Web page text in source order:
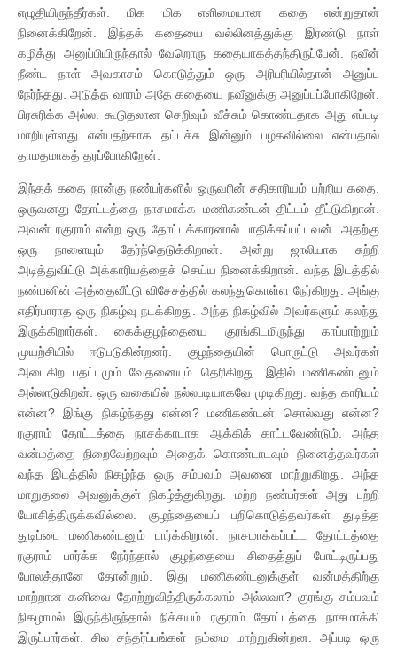
எழுதியிருந்தீர்கள். மிக மிக எளிமையான கதை என்றுதான்
நினைக்கிறேன். இந்தக் கதையை வல்லினத்துக்கு இரண்டு நாள்
கழித்து அனுப்பியிருந்தால் வேறொரு கதையாகத்தந்திருப்பேன். நவீன்
நீண்ட நாள் அவகாசம் கொடுத்தும் ஒரு அரிபரியில்தான் அனுப்ப
நேர்ந்தது. அடுத்த வாரம் அதே கதையை நவீனுக்கு அனுப்பப்போகிறேன்.
பிரசுரிக்க அல்ல. கூடுதலான செறிவும் வீச்சும் கொண்டதாக அது எப்படி
மாறியுள்ளது என்பதற்காக தட்டச்சு இன்னும் பழகவில்லை என்பதால்
தாமதமாகத் தரப்போகிறேன்.
இந்தக் கதை நான்கு நண்பர்களில் ஒருவரின் சதிகாரியம் பற்றிய கதை.
ஒருவனது தோட்டத்தை நாசமாக்க மணிகண்டன் திட்டம் தீட்டுகிறான்.
அவன் ரகுராம் என்ற ஒரு தோட்டக்காரனால் பாதிக்கப்பட்டவன். அதற்கு
ஒரு நாளையும் தேர்ந்தெடுக்கிறான். அன்று ஜாலியாக சுற்றி
அடித்துவிட்டு அக்காரியத்தைச் செய்ய நினைக்கிறான். வந்த இடத்தில்
நண்பனின் அத்தைவீட்டு விசேசத்தில் கலந்துகொள்ள நேர்கிறது. அங்கு
எதிர்பாராத ஒரு நிகழ்வு நடக்கிறது. அந்த நிகழ்வில் அவர்களும் கலந்து
இருக்கிறார்கள். கைக்குழந்தையை குரங்கிடமிருந்து காப்பாற்றும்
முயற்சியில் ஈடுபடுகின்றனர். குழந்தையின் பொருட்டு அவர்கள்
அடைகிற பதட்டமும் வேதனையும் தெரிகிறது. இதில் மணிகண்டனும்
அல்லாடுகிறன். ஒரு வகையில் நல்லபடியாகவே முடிகிறது. வந்த காரியம்
என்ன? இங்கு நிகழ்ந்தது என்ன? மணிகண்டன் சொல்வது என்ன?
ரகுராம் தோட்டத்தை நாசக்காடாக ஆக்கிக் காட்டவேண்டும். அந்த
வன்மத்தை நிறைவேற்றவும் அதைக் கொண்டாடவும் நினைத்தவர்கள்
வந்த இடத்தில் நிகழ்ந்த ஒரு சம்பவம் அவனை மாற்றுகிறது. அந்த
மாறுதலை அவனுக்குள் நிகழ்த்துகிறது. மற்ற நண்பர்கள் அது பற்றி
யோசித்திருக்கவில்லை. குழந்தையைப் பறிகொடுத்தவர்கள் துடித்த
துடிப்பை மணிகண்டனும் பார்க்கிறான். நாசமாக்கப்பட்ட தோட்டத்தை
ரகுராம் பார்க்க நேர்ந்தால் குழந்தையை சிதைத்துப் போட்டிருப்பது
போலத்தானே தோன்றும். இது மணிகண்டனுக்குள் வன்மத்திற்கு
மாற்றான கனிவை தோற்றுவித்திருக்கலாம் அல்லவா? குரங்கு சம்பவம்
நிகழாமல் இருந்திருந்தால் நிச்சயம் ரகுராம் தோட்டத்தை நாசமாக்கி
இருப்பார்கள். சில சந்தர்ப்பங்கள் நம்மை மாற்றுகின்றன. அப்படி ஒரு